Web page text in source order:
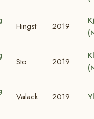
Hingst 2019
Sto 2019
Valack 2019